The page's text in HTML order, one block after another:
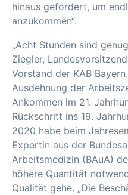
hinaus gefordert, um
anzukommen“.
„Acht Stunden sind
Ziegler,
Vorstand der KAB
Ausdehnung der
Ankommen im 21.
Rückschritt ins 19.
2020 habe beim
Expertin aus der
Arbeitsmedizin (BAuA)
höhere Quantität
Qualität gehe. „Die